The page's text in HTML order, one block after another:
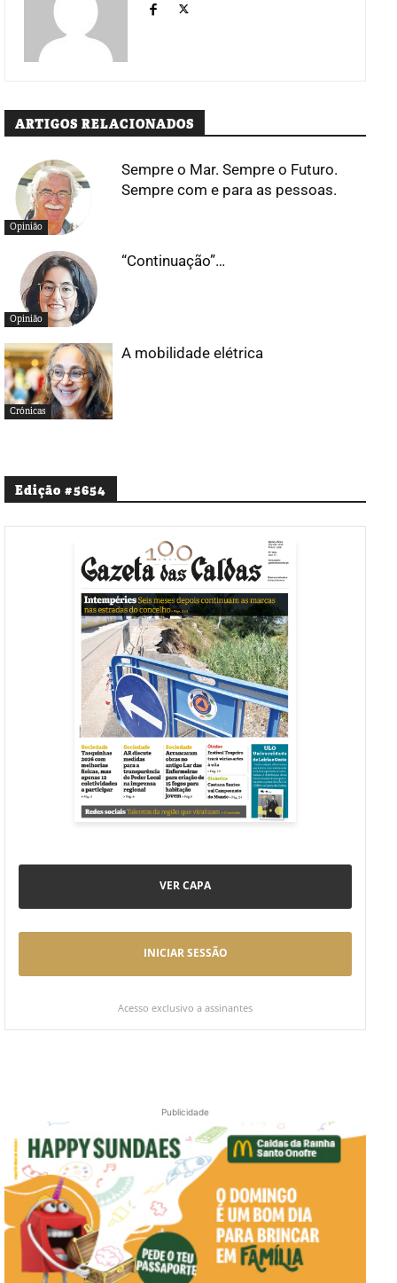
ARTIGOS RELACIONADOS
Opinião
Sempre o Mar. Sempre o Futuro.
Sempre com e para as pessoas.
Opinião
“Continuação”…
Crónicas
A mobilidade elétrica
Edição #5654
VER CAPA
INICIAR SESSÃO
Acesso exclusivo a assinantes
Publicidade